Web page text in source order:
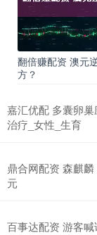
翻倍赚配资 澳元
方？
嘉汇优配 多囊卵巢
治疗_女性_生育
鼎合网配资 森麒
元
百事达配资 游客